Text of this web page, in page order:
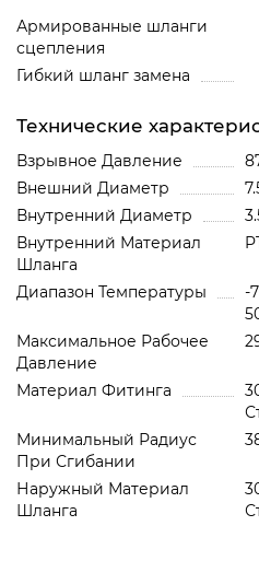
Армированные шланги
сцепления
Гибкий шланг замена
Технические
Взрывное Давление
Внешний Диаметр
Внутренний Диаметр
Внутренний Материал
Шланга
Диапазон Температуры
-
Максимальное Рабочее
Давление
Материал Фитинга
Минимальный Радиус
При Сгибании
Наружный Материал
Шланга